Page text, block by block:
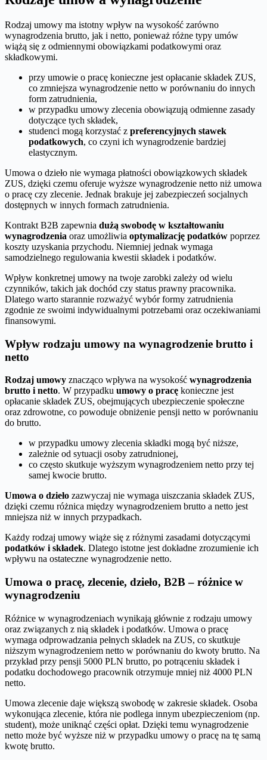
Rodzaj umowy ma istotny wpływ na wysokość zarówno
wynagrodzenia brutto, jak i netto, ponieważ różne typy umów
wiążą się z odmiennymi obowiązkami podatkowymi oraz
składkowymi.
przy umowie o pracę konieczne jest opłacanie składek ZUS,
co zmniejsza wynagrodzenie netto w porównaniu do innych
form zatrudnienia,
w przypadku umowy zlecenia obowiązują odmienne zasady
dotyczące tych składek,
studenci mogą korzystać z preferencyjnych stawek
podatkowych, co czyni ich wynagrodzenie bardziej
elastycznym.
Umowa o dzieło nie wymaga płatności obowiązkowych składek
ZUS, dzięki czemu oferuje wyższe wynagrodzenie netto niż umowa
o pracę czy zlecenie. Jednak brakuje jej zabezpieczeń socjalnych
dostępnych w innych formach zatrudnienia.
Kontrakt B2B zapewnia dużą swobodę w kształtowaniu
wynagrodzenia oraz umożliwia optymalizację podatków poprzez
koszty uzyskania przychodu. Niemniej jednak wymaga
samodzielnego regulowania kwestii składek i podatków.
Wpływ konkretnej umowy na twoje zarobki zależy od wielu
czynników, takich jak dochód czy status prawny pracownika.
Dlatego warto starannie rozważyć wybór formy zatrudnienia
zgodnie ze swoimi indywidualnymi potrzebami oraz oczekiwaniami
finansowymi.
Wpływ rodzaju umowy na wynagrodzenie brutto i
netto
Rodzaj umowy znacząco wpływa na wysokość wynagrodzenia
brutto i netto. W przypadku umowy o pracę konieczne jest
opłacanie składek ZUS, obejmujących ubezpieczenie społeczne
oraz zdrowotne, co powoduje obniżenie pensji netto w porównaniu
do brutto.
w przypadku umowy zlecenia składki mogą być niższe,
zależnie od sytuacji osoby zatrudnionej,
co często skutkuje wyższym wynagrodzeniem netto przy tej
samej kwocie brutto.
Umowa o dzieło zazwyczaj nie wymaga uiszczania składek ZUS,
dzięki czemu różnica między wynagrodzeniem brutto a netto jest
mniejsza niż w innych przypadkach.
Każdy rodzaj umowy wiąże się z różnymi zasadami dotyczącymi
podatków i składek. Dlatego istotne jest dokładne zrozumienie ich
wpływu na ostateczne wynagrodzenie netto.
Umowa o pracę, zlecenie, dzieło, B2B – różnice w
wynagrodzeniu
Różnice w wynagrodzeniach wynikają głównie z rodzaju umowy
oraz związanych z nią składek i podatków. Umowa o pracę
wymaga odprowadzania pełnych składek na ZUS, co skutkuje
niższym wynagrodzeniem netto w porównaniu do kwoty brutto. Na
przykład przy pensji 5000 PLN brutto, po potrąceniu składek i
podatku dochodowego pracownik otrzymuje mniej niż 4000 PLN
netto.
Umowa zlecenie daje większą swobodę w zakresie składek. Osoba
wykonująca zlecenie, która nie podlega innym ubezpieczeniom (np.
student), może uniknąć części opłat. Dzięki temu wynagrodzenie
netto może być wyższe niż w przypadku umowy o pracę na tę samą
kwotę brutto.